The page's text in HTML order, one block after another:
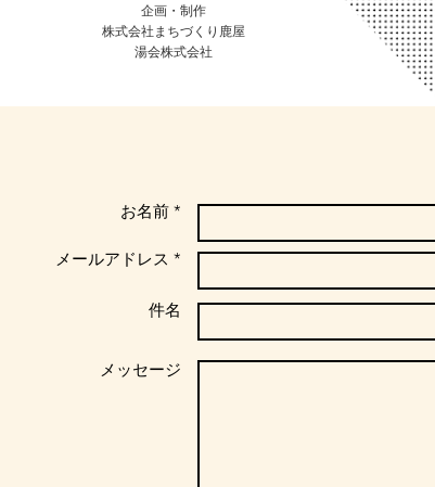
​企画・制作
株式会社まちづくり鹿屋
​湯会株式会社
お名前 *
メールアドレス *
件名
メッセージ